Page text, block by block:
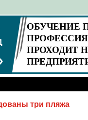
три пляжа